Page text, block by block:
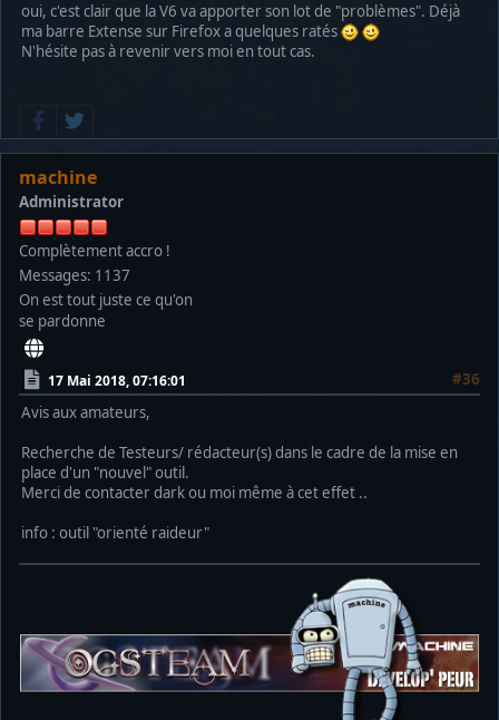
oui, c'est clair que la V6 va apporter son lot de "problèmes". Déjà
ma barre Extense sur Firefox a quelques ratés
N'hésite pas à revenir vers moi en tout cas.
machine
Administrator
Complètement accro !
Messages: 1137
On est tout juste ce qu'on
se pardonne
17 Mai 2018, 07:16:01
#36
Avis aux amateurs,
Recherche de Testeurs/ rédacteur(s) dans le cadre de la mise en
place d'un "nouvel" outil.
Merci de contacter dark ou moi même à cet effet ..
info : outil "orienté raideur"